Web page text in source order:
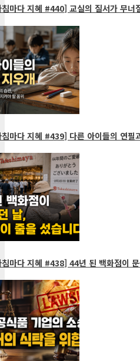
마다 지혜 #440] 교실의 질서가 무너
마다 지혜 #439] 다른 아이들의 연필
마다 지혜 #438] 44년 된 백화점이 문